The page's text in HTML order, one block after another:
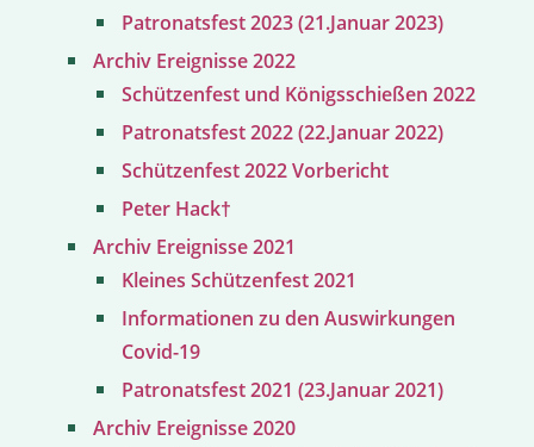
Patronatsfest 2023 (21.Januar 2023)
Archiv Ereignisse 2022
Schützenfest und Königsschießen 2022
Patronatsfest 2022 (22.Januar 2022)
Schützenfest 2022 Vorbericht
Peter Hack†
Archiv Ereignisse 2021
Kleines Schützenfest 2021
Informationen zu den Auswirkungen
Covid-19
Patronatsfest 2021 (23.Januar 2021)
Archiv Ereignisse 2020